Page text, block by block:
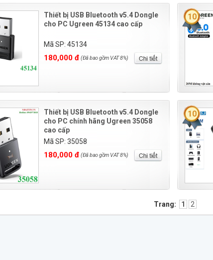
Thiết bị USB Bluetooth v5.4 Dongle
cho PC Ugreen 45134 cao cấp
Mã SP: 45134
180,000 đ (Đã bao gồm VAT 8%)
10
Thiết bị USB Bluetooth v5.4 Dongle
cho PC chính hãng Ugreen 35058
cao cấp
Mã SP: 35058
180,000 đ (Đã bao gồm VAT 8%)
10
Trang: 1 2